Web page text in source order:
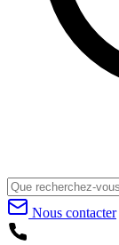
Nous contacter